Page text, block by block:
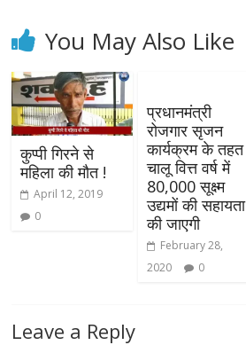
You May Also Like
कुप्पी गिरने से
महिला की मौत !
April 12, 2019
0
प्रधानमंत्री
रोजगार सृजन
कार्यक्रम के तहत
चालू वित्त वर्ष में
80,000 सूक्ष्म
उद्यमों की सहायता
की जाएगी
February 28,
2020
0
Leave a Reply